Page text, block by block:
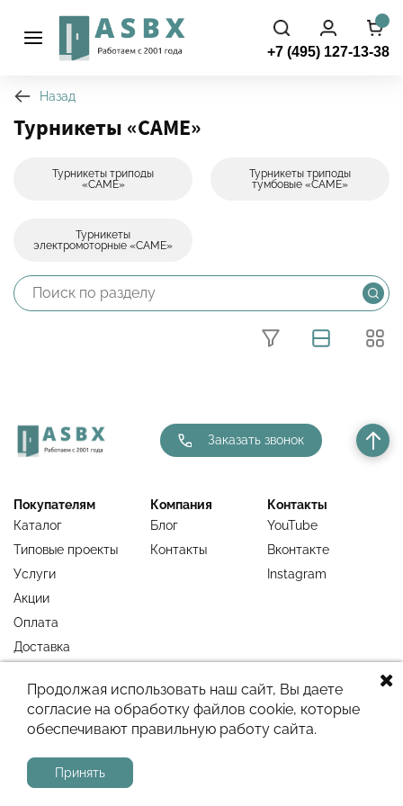
+7 (495) 127-13-38
Назад
Турникеты «САМЕ»
Турникеты триподы
«САМЕ»
Турникеты триподы
тумбовые «САМЕ»
Турникеты
электромоторные «САМЕ»
Фильтры
Покупателям
Каталог
Типовые проекты
Услуги
Акции
Оплата
Доставка
Недавно
просмотренное
Компания
Блог
Контакты
Контакты
YouTube
Вконтакте
Instagram
Заказать звонок
Сайт работает на системе
Продолжая использовать наш сайт, Вы даете
согласие на обработку файлов cookie, которые
обеспечивают правильную работу сайта.
Принять